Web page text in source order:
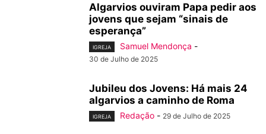
Algarvios ouviram Papa pedir aos
jovens que sejam “sinais de
esperança”
IGREJA Samuel Mendonça -
30 de Julho de 2025
Jubileu dos Jovens: Há mais 24
algarvios a caminho de Roma
IGREJA Redação - 29 de Julho de 2025